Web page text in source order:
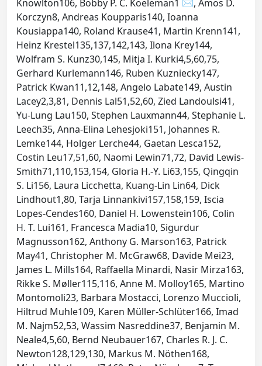
Knowlton106, Bobby P. C. Koeleman1 ✉, Amos D.
Korczyn8, Andreas Koupparis140, Ioanna
Kousiappa140, Roland Krause41, Martin Krenn141,
Heinz Krestel135,137,142,143, Ilona Krey144,
Wolfram S. Kunz30,145, Mitja I. Kurki4,5,60,75,
Gerhard Kurlemann146, Ruben Kuzniecky147,
Patrick Kwan11,12,148, Angelo Labate149, Austin
Lacey2,3,81, Dennis Lal51,52,60, Zied Landoulsi41,
Yu-Lung Lau150, Stephen Lauxmann44, Stephanie L.
Leech35, Anna-Elina Lehesjoki151, Johannes R.
Lemke144, Holger Lerche44, Gaetan Lesca152,
Costin Leu17,51,60, Naomi Lewin71,72, David Lewis-
Smith71,110,153,154, Gloria H.-Y. Li63,155, Qingqin
S. Li156, Laura Licchetta, Kuang-Lin Lin64, Dick
Lindhout1,80, Tarja Linnankivi157,158,159, Iscia
Lopes-Cendes160, Daniel H. Lowenstein106, Colin
H. T. Lui161, Francesca Madia10, Sigurdur
Magnusson162, Anthony G. Marson163, Patrick
May41, Christopher M. McGraw68, Davide Mei23,
James L. Mills164, Raffaella Minardi, Nasir Mirza163,
Rikke S. Møller115,116, Anne M. Molloy165, Martino
Montomoli23, Barbara Mostacci, Lorenzo Muccioli,
Hiltrud Muhle109, Karen Müller-Schlüter166, Imad
M. Najm52,53, Wassim Nasreddine37, Benjamin M.
Neale4,5,60, Bernd Neubauer167, Charles R. J. C.
Newton128,129,130, Markus M. Nöthen168,